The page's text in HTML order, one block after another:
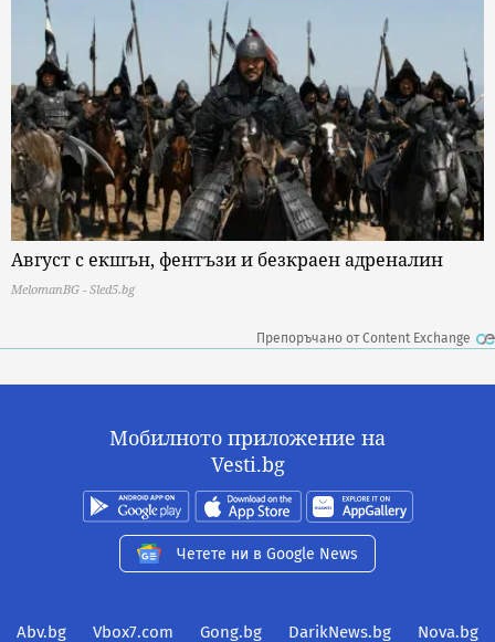
Август с екшън, фентъзи и безкраен адреналин
MelomanBG - Sled5.bg
Препоръчано от Content Exchange
Мобилното приложение на
Vesti.bg
Четете ни в Google News
Abv.bg Vbox7.com Gong.bg DarikNews.bg Nova.bg